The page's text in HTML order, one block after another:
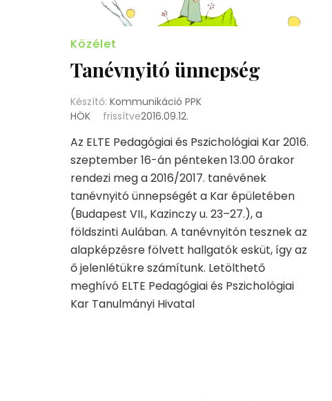
Közélet
Tanévnyitó ünnepség
Készítő: Kommunikáció PPK
HÖK
frissítve2016.09.12.
Az ELTE Pedagógiai és Pszichológiai Kar 2016.
szeptember 16-án pénteken 13.00 órakor
rendezi meg a 2016/2017. tanévének
tanévnyitó ünnepségét a Kar épületében
(Budapest VII., Kazinczy u. 23–27.), a
földszinti Aulában. A tanévnyitón tesznek az
alapképzésre fölvett hallgatók esküt, így az
ő jelenlétükre számítunk. Letölthető
meghívó ELTE Pedagógiai és Pszichológiai
Kar Tanulmányi Hivatal